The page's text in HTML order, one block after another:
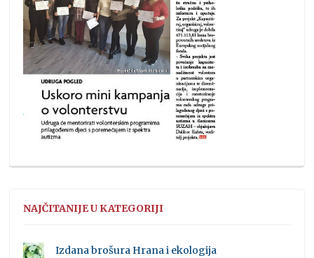
NAJČITANIJE U KATEGORIJI
Izdana brošura Hrana i ekologija